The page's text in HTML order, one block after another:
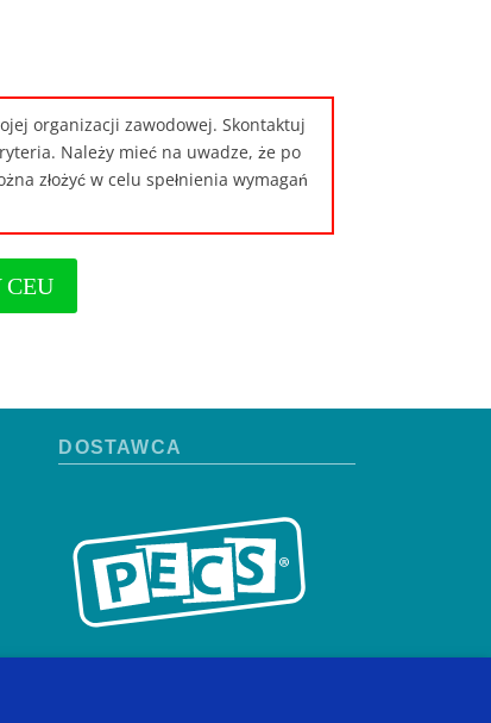
organizacji zawodowej. Skontaktuj
Należy mieć na uwadze, że po
złożyć w celu spełnienia wymagań
CEU
DOSTAWCA